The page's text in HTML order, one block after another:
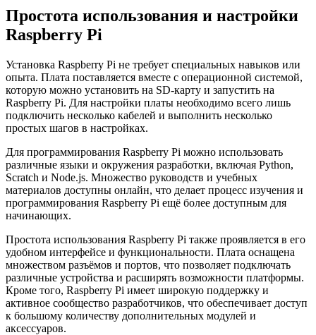
Простота использования и настройки
Raspberry Pi
Установка Raspberry Pi не требует специальных навыков или
опыта. Плата поставляется вместе с операционной системой,
которую можно установить на SD-карту и запустить на
Raspberry Pi. Для настройки платы необходимо всего лишь
подключить несколько кабелей и выполнить несколько
простых шагов в настройках.
Для программирования Raspberry Pi можно использовать
различные языки и окружения разработки, включая Python,
Scratch и Node.js. Множество руководств и учебных
материалов доступны онлайн, что делает процесс изучения и
программирования Raspberry Pi ещё более доступным для
начинающих.
Простота использования Raspberry Pi также проявляется в его
удобном интерфейсе и функциональности. Плата оснащена
множеством разъёмов и портов, что позволяет подключать
различные устройства и расширять возможности платформы.
Кроме того, Raspberry Pi имеет широкую поддержку и
активное сообщество разработчиков, что обеспечивает доступ
к большому количеству дополнительных модулей и
аксессуаров.